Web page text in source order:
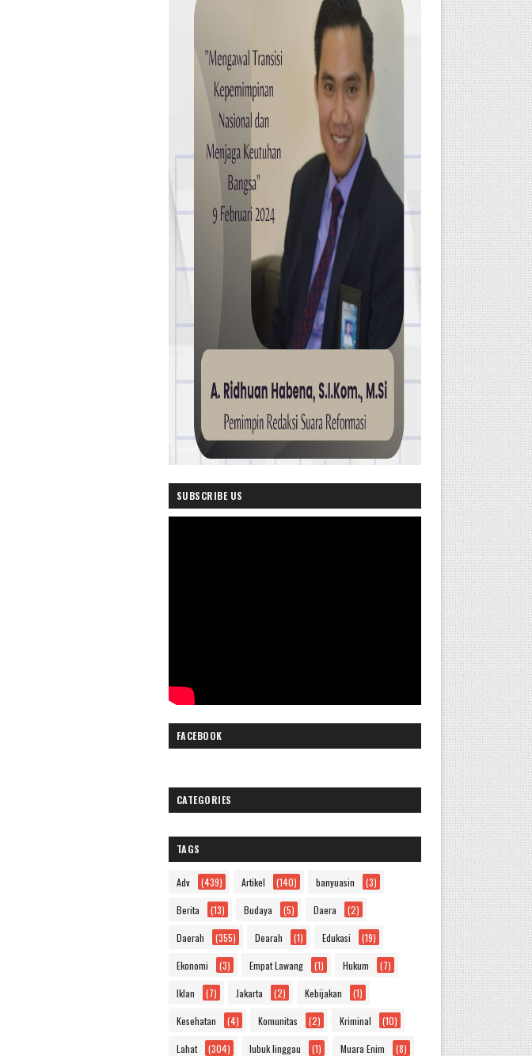
SUBSCRIBE US
FACEBOOK
CATEGORIES
TAGS
Adv (439) Artikel (140) banyuasin (3)
Berita (13) Budaya (5) Daera (2)
Daerah (355) Dearah (1) Edukasi (19)
Ekonomi (3) Empat Lawang (1) Hukum (7)
Iklan (7) Jakarta (2) Kebijakan (1)
Kesehatan (4) Komunitas (2) Kriminal (10)
Lahat (304) lubuk linggau (1) Muara Enim (8)